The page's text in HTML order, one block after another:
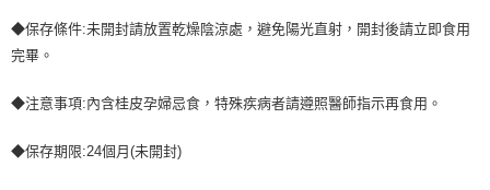
◆保存條件:未開封請放置乾燥陰涼處，避免陽光直射，開封後請立即食用
完畢。
◆注意事項:內含桂皮孕婦忌食，特殊疾病者請遵照醫師指示再食用。
◆保存期限:24個月(未開封)